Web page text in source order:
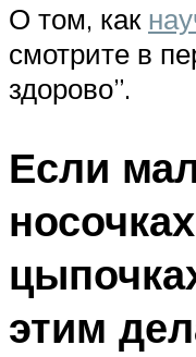
О том, как
смотрите в
здорово”.
Если
этим